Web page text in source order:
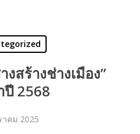
สร้างช่างเมือง”
ปี 2568
าคม 2025